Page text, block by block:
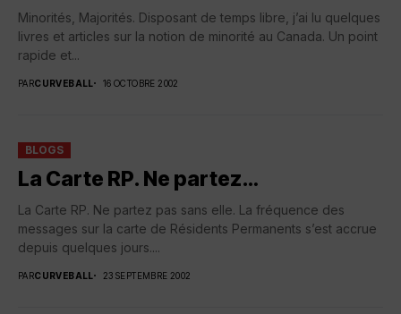
Minorités, Majorités. Disposant de temps libre, j’ai lu quelques
livres et articles sur la notion de minorité au Canada. Un point
rapide et...
PARCURVEBALL 16 OCTOBRE 2002
BLOGS
La Carte RP. Ne partez…
La Carte RP. Ne partez pas sans elle. La fréquence des
messages sur la carte de Résidents Permanents s’est accrue
depuis quelques jours....
PARCURVEBALL 23 SEPTEMBRE 2002